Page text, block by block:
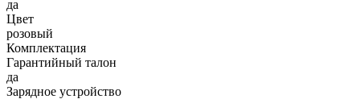
да
Цвет
розовый
Комплектация
Гарантийный талон
да
Зарядное устройство